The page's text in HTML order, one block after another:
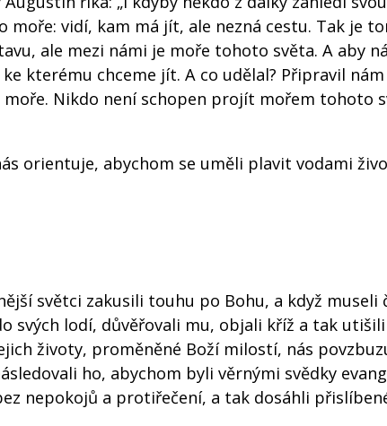
vidí, kam má jít, ale nezná cestu. Tak je
ale mezi námi je moře tohoto světa. A aby
kterému chceme jít. A co udělal? Připravil
Nikdo není schopen projít mořem tohoto
orientuje, abychom se uměli plavit vodami
světci zakusili touhu po Bohu, a když museli
svých lodí, důvěřovali mu, objali kříž a tak
životy, proměněné Boží milostí, nás
ho, abychom byli věrnými svědky
nepokojů a protiřečení, a tak dosáhli